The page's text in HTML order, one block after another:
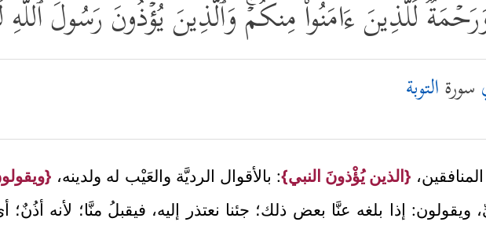
لِّلَّذِینَ ءَامَنُواْ مِنكُمۡۚ وَٱلَّذِینَ یُؤۡذُونَ رَسُولَ
سورةالتوبة
{الذين يُؤْذونَ النبي}: بالأقوال الرديَّة والعَيْب له ولدينه،
ويقولون: إذا بلغه عنَّا بعض ذلك؛ جئنا نعتذر إليه، فيقبلُ منَّا؛ لأنه